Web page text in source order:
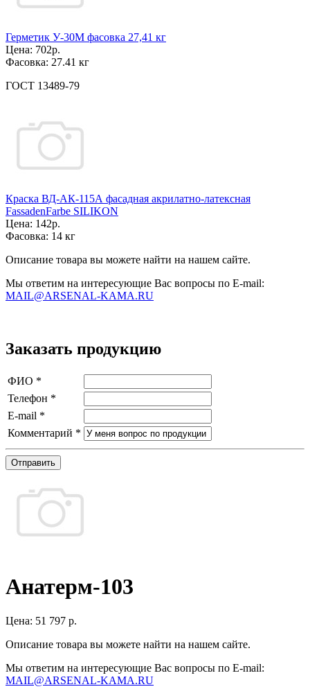
Герметик У-30М фасовка 27,41 кг
Цена: 702р.
Фасовка: 27.41 кг
ГОСТ 13489-79
Краска ВД-АК-115А фасадная акрилатно-латексная
FassadenFarbe SILIKON
Цена: 142р.
Фасовка: 14 кг
Описание товара вы можете найти на нашем сайте.
Мы ответим на интересующие Вас вопросы по E-mail:
MAIL@ARSENAL-KAMA.RU
Заказать продукцию
ФИО *
Телефон *
E-mail *
Комментарий *
Отправить
Анатерм-103
Цена: 51 797 р.
Описание товара вы можете найти на нашем сайте.
Мы ответим на интересующие Вас вопросы по E-mail:
MAIL@ARSENAL-KAMA.RU